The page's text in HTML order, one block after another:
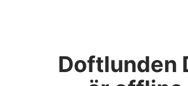
Doftlunden